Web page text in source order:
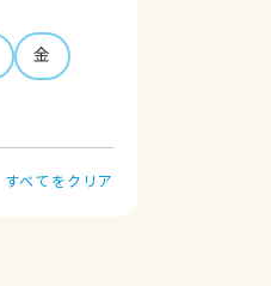
金
すべてをクリア